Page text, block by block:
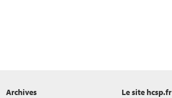
Archives Le site hcsp.fr